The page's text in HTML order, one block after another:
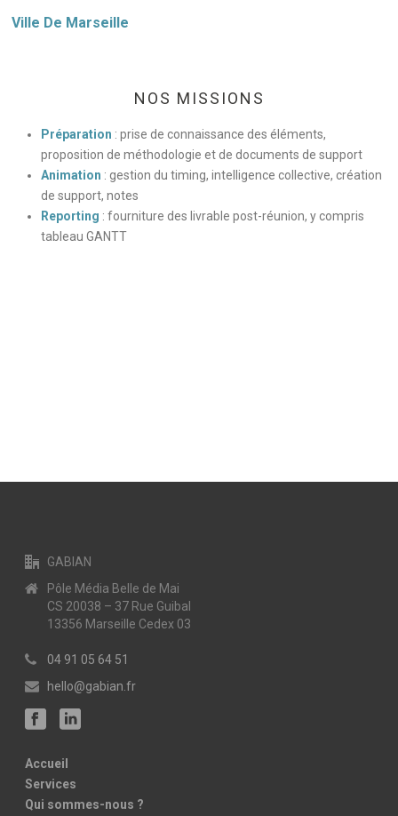
Ville De Marseille
NOS MISSIONS
Préparation : prise de connaissance des éléments,
proposition de méthodologie et de documents de support
Animation : gestion du timing, intelligence collective, création
de support, notes
Reporting : fourniture des livrable post-réunion, y compris
tableau GANTT
GABIAN
Pôle Média Belle de Mai
CS 20038 – 37 Rue Guibal
13356 Marseille Cedex 03
04 91 05 64 51
hello@gabian.fr
Accueil
Services
Qui sommes-nous ?